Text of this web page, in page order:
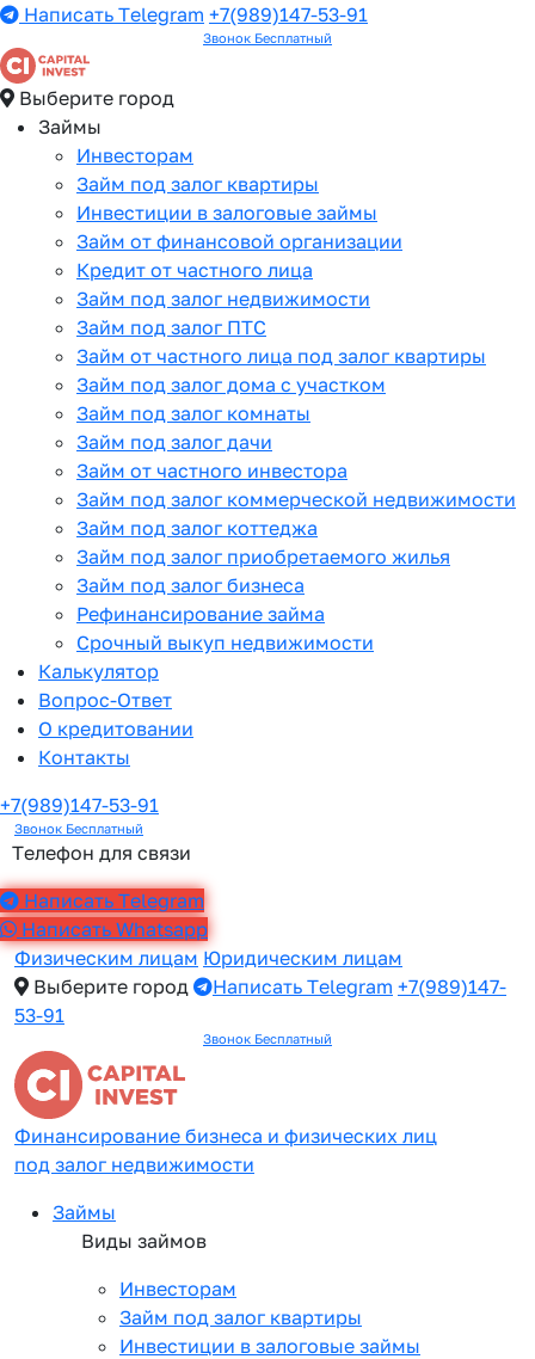
Написать Telegram +7(989)147-53-91
Звонок Бесплатный
Выберите город
Займы
Инвесторам
Займ под залог квартиры
Инвестиции в залоговые займы
Займ от финансовой организации
Кредит от частного лица
Займ под залог недвижимости
Займ под залог ПТС
Займ от частного лица под залог квартиры
Займ под залог дома с участком
Займ под залог комнаты
Займ под залог дачи
Займ от частного инвестора
Займ под залог коммерческой недвижимости
Займ под залог коттеджа
Займ под залог приобретаемого жилья
Займ под залог бизнеса
Рефинансирование займа
Срочный выкуп недвижимости
Калькулятор
Вопрос-Ответ
О кредитовании
Контакты
+7(989)147-53-91
Звонок Бесплатный
Телефон для связи
Написать Telegram
Написать Whatsapp
Физическим лицам Юридическим лицам
Выберите город
Написать Telegram +7(989)147-
53-91
Звонок Бесплатный
Финансирование бизнеса и физических лиц
под залог недвижимости
Займы
Виды займов
Инвесторам
Займ под залог квартиры
Инвестиции в залоговые займы